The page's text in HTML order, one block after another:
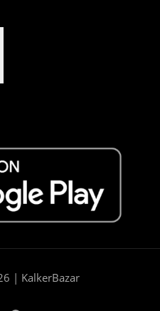
| KalkerBazar